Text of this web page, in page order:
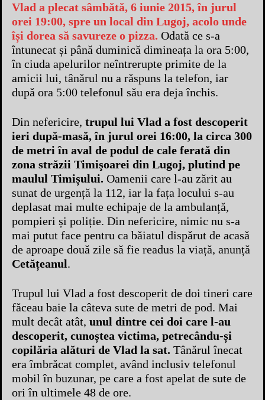
Vlad a plecat sâmbătă, 6 iunie 2015, în jurul
orei 19:00, spre un local din Lugoj, acolo unde
își dorea să savureze o pizza. Odată ce s-a
întunecat și până duminică dimineața la ora 5:00,
în ciuda apelurilor neîntrerupte primite de la
amicii lui, tânărul nu a răspuns la telefon, iar
după ora 5:00 telefonul său era deja închis.
Din nefericire, trupul lui Vlad a fost descoperit
ieri după-masă, în jurul orei 16:00, la circa 300
de metri în aval de podul de cale ferată din
zona străzii Timişoarei din Lugoj, plutind pe
maulul Timișului. Oamenii care l-au zărit au
sunat de urgență la 112, iar la fața locului s-au
deplasat mai multe echipaje de la ambulanță,
pompieri și poliție. Din nefericire, nimic nu s-a
mai putut face pentru ca băiatul dispărut de acasă
de aproape două zile să fie readus la viață, anunță
Cetățeanul.
Trupul lui Vlad a fost descoperit de doi tineri care
făceau baie la câteva sute de metri de pod. Mai
mult decât atât, unul dintre cei doi care l-au
descoperit, cunoștea victima, petrecându-și
copilăria alături de Vlad la sat. Tânărul înecat
era îmbrăcat complet, având inclusiv telefonul
mobil în buzunar, pe care a fost apelat de sute de
ori în ultimele 48 de ore.